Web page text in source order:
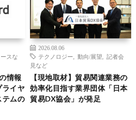
スな
情報
ライヤ
テムの
2026.08.06
テクノロジー
動向/展望
記者会
見など
【現地取材】貿易関連業務の
効率化目指す業界団体「日本
貿易DX協会」が発足